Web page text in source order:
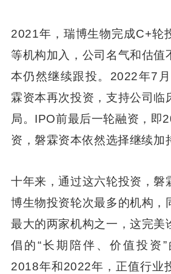
2021年，瑞博生物完成C+轮
等机构加入，公司名气和估值
本仍然继续跟投。2022年7
霖资本再次投资，支持公司临
局。IPO前最后一轮融资，即
资，磐霖资本依然选择继续加
十年来，通过这六轮投资，磐
博生物投资轮次最多的机构，
最大的两家机构之一，这完美
倡的“长期陪伴、价值投资
2018年和2022年，正值行业